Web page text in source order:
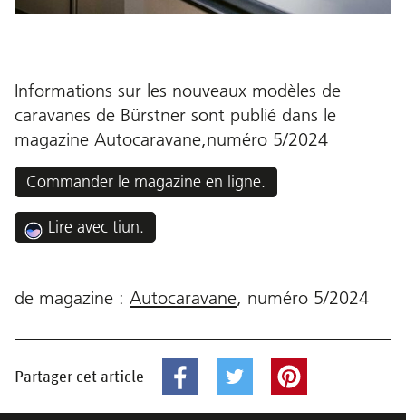
Informations sur les nouveaux modèles de
caravanes de Bürstner sont publié dans le
magazine Autocaravane,numéro 5/2024
Commander le magazine en ligne.
Lire avec tiun.
de magazine : Autocaravane, numéro 5/2024
Partager cet article